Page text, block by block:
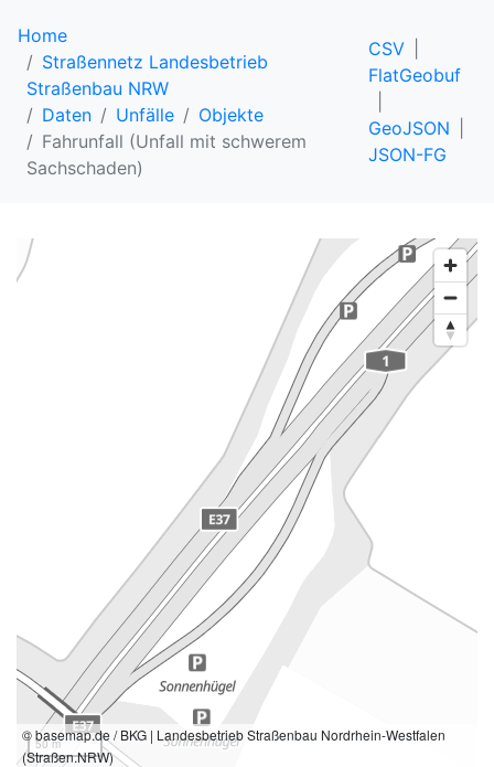
Home
Straßennetz Landesbetrieb
Straßenbau NRW
Daten
Unfälle
Objekte
Fahrunfall (Unfall mit schwerem
Sachschaden)
CSV
FlatGeobuf
GeoJSON
JSON-FG
50 m
© basemap.de / BKG | Landesbetrieb Straßenbau Nordrhein-Westfalen
(Straßen.NRW)